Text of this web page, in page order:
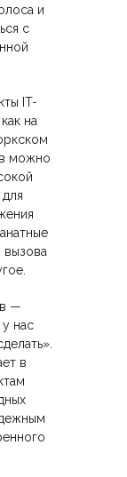
и
с
IT-
на
можно
вызова
—
нас
в